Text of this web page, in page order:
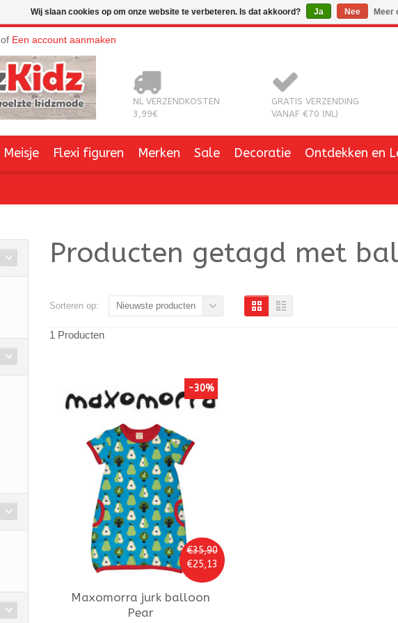
of Een account aanmaken
NL VERZENDKOSTEN
3,99€
GRATIS VERZENDING
VANAF €70 (NL)
Meisje Flexi figuren Merken Sale Decoratie Ontdekken en
Producten getagd met
Sorteren op: Nieuwste producten
1 Producten
€35,90
€25,13
-30%
Maxomorra jurk balloon
Pear
Wij slaan cookies op om onze website te verbeteren. Is dat akkoord? Ja Nee Meer